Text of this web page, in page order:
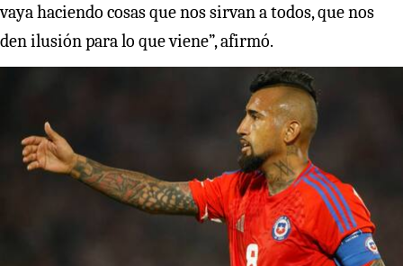
vaya haciendo cosas que nos sirvan a todos, que nos
den ilusión para lo que viene”, afirmó.